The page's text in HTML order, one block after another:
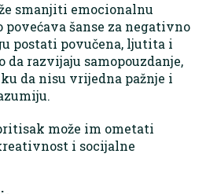
smanjiti emocionalnu
šanse za negativno
postati povučena, ljutita i
da razvijaju samopouzdanje,
da nisu vrijedna pažnje i
može im ometati
i socijalne